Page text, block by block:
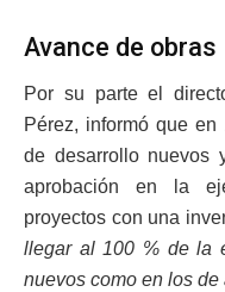
Avance de obras
Por su parte el
Pérez, informó que
de desarrollo nuevos
aprobación en la
proyectos con una
llegar al 100 % de la
nuevos como en los de